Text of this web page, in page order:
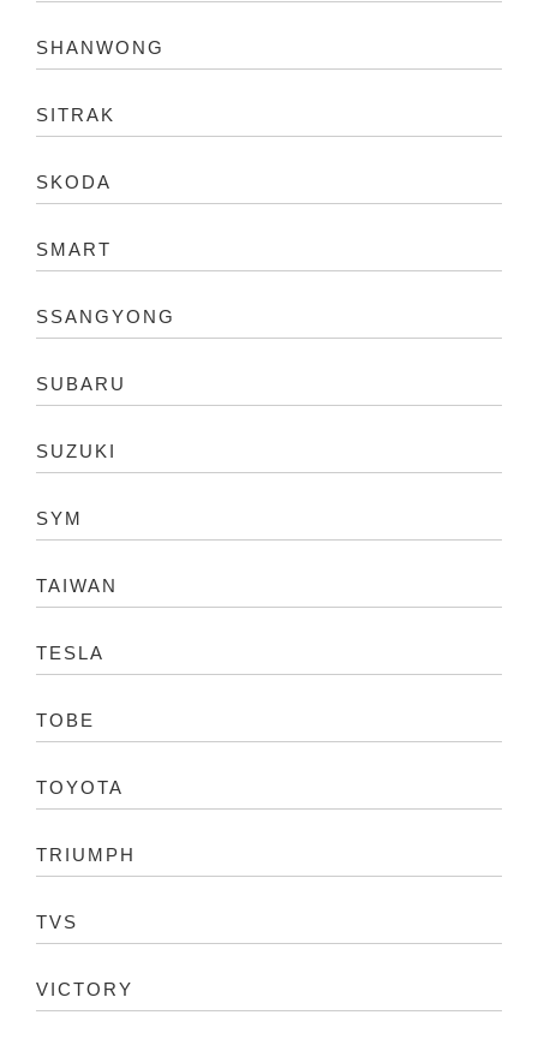
SHANWONG
SITRAK
SKODA
SMART
SSANGYONG
SUBARU
SUZUKI
SYM
TAIWAN
TESLA
TOBE
TOYOTA
TRIUMPH
TVS
VICTORY